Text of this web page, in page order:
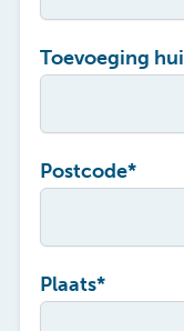
Toevoeging
Postcode*
Plaats*